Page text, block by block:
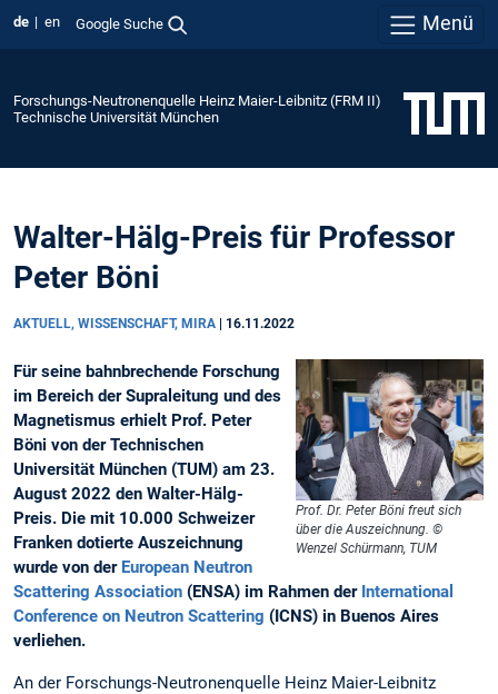
de en Google Suche Menü
Forschungs-Neutronenquelle Heinz Maier-Leibnitz (FRM II)
Technische Universität München
Walter-Hälg-Preis für Professor
Peter Böni
AKTUELL, WISSENSCHAFT, MIRA 16.11.2022
Prof. Dr. Peter Böni freut sich
über die Auszeichnung. ©
Wenzel Schürmann, TUM
Für seine bahnbrechende Forschung
im Bereich der Supraleitung und des
Magnetismus erhielt Prof. Peter
Böni von der Technischen
Universität München (TUM) am 23.
August 2022 den Walter-Hälg-
Preis. Die mit 10.000 Schweizer
Franken dotierte Auszeichnung
wurde von der European Neutron
Scattering Association (ENSA) im Rahmen der International
Conference on Neutron Scattering (ICNS) in Buenos Aires
verliehen.
An der Forschungs-Neutronenquelle Heinz Maier-Leibnitz